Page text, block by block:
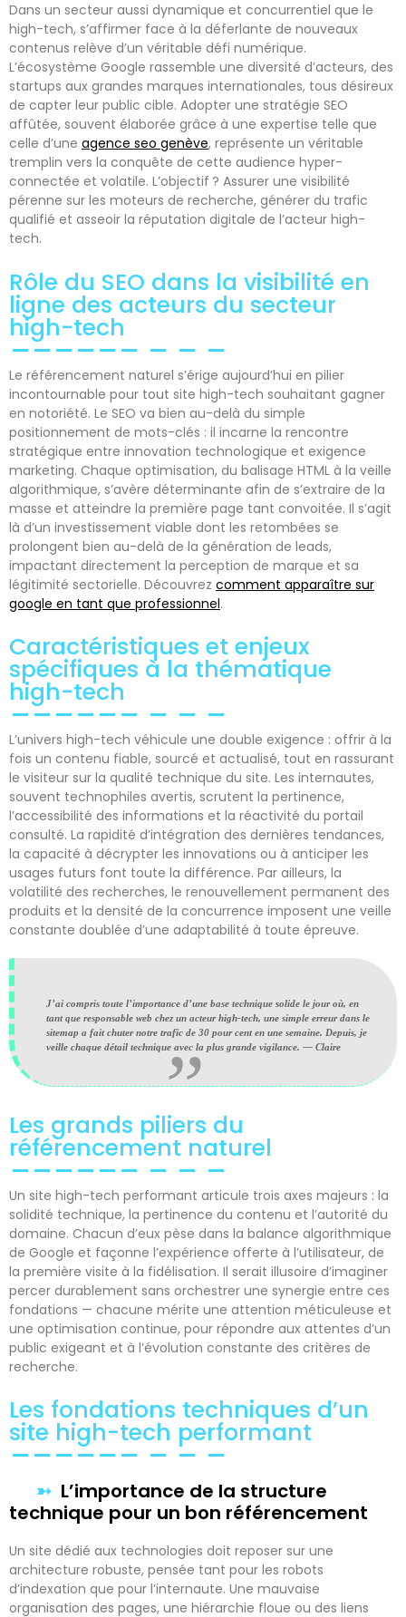
Dans un secteur aussi dynamique et concurrentiel que le
high-tech, s’affirmer face à la déferlante de nouveaux
contenus relève d’un véritable défi numérique.
L’écosystème Google rassemble une diversité d’acteurs, des
startups aux grandes marques internationales, tous désireux
de capter leur public cible. Adopter une stratégie SEO
affûtée, souvent élaborée grâce à une expertise telle que
celle d’une agence seo genève, représente un véritable
tremplin vers la conquête de cette audience hyper-
connectée et volatile. L’objectif ? Assurer une visibilité
pérenne sur les moteurs de recherche, générer du trafic
qualifié et asseoir la réputation digitale de l’acteur high-
tech.
Rôle du SEO dans la visibilité en
ligne des acteurs du secteur
high-tech
Le référencement naturel s’érige aujourd’hui en pilier
incontournable pour tout site high-tech souhaitant gagner
en notoriété. Le SEO va bien au-delà du simple
positionnement de mots-clés : il incarne la rencontre
stratégique entre innovation technologique et exigence
marketing. Chaque optimisation, du balisage HTML à la veille
algorithmique, s’avère déterminante afin de s’extraire de la
masse et atteindre la première page tant convoitée. Il s’agit
là d’un investissement viable dont les retombées se
prolongent bien au-delà de la génération de leads,
impactant directement la perception de marque et sa
légitimité sectorielle. Découvrez comment apparaître sur
google en tant que professionnel.
Caractéristiques et enjeux
spécifiques à la thématique
high-tech
L’univers high-tech véhicule une double exigence : offrir à la
fois un contenu fiable, sourcé et actualisé, tout en rassurant
le visiteur sur la qualité technique du site. Les internautes,
souvent technophiles avertis, scrutent la pertinence,
l’accessibilité des informations et la réactivité du portail
consulté. La rapidité d’intégration des dernières tendances,
la capacité à décrypter les innovations ou à anticiper les
usages futurs font toute la différence. Par ailleurs, la
volatilité des recherches, le renouvellement permanent des
produits et la densité de la concurrence imposent une veille
constante doublée d’une adaptabilité à toute épreuve.
J’ai compris toute l’importance d’une base technique solide le jour où, en
tant que responsable web chez un acteur high-tech, une simple erreur dans le
sitemap a fait chuter notre trafic de 30 pour cent en une semaine. Depuis, je
veille chaque détail technique avec la plus grande vigilance. — Claire
Les grands piliers du
référencement naturel
Un site high-tech performant articule trois axes majeurs : la
solidité technique, la pertinence du contenu et l’autorité du
domaine. Chacun d’eux pèse dans la balance algorithmique
de Google et façonne l’expérience offerte à l’utilisateur, de
la première visite à la fidélisation. Il serait illusoire d’imaginer
percer durablement sans orchestrer une synergie entre ces
fondations — chacune mérite une attention méticuleuse et
une optimisation continue, pour répondre aux attentes d’un
public exigeant et à l’évolution constante des critères de
recherche.
Les fondations techniques d’un
site high-tech performant
L’importance de la structure
technique pour un bon référencement
Un site dédié aux technologies doit reposer sur une
architecture robuste, pensée tant pour les robots
d’indexation que pour l’internaute. Une mauvaise
organisation des pages, une hiérarchie floue ou des liens